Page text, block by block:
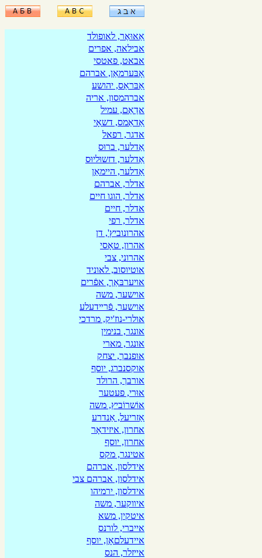
אַאוּאֶר, לאופולד
אבילאה, אפרים
אבאט, פאטסי
אָבּערמאַן, אברהם
אַבּראַס, יהושע
אברהמסון, אריה
אדַאַם, עמיל
אַדאַמס, דשאָי
אדגר, רפאל
אַדלער, ברוּס
אַדלער, דזשוּליוּס
אַדלער, היימאַן
אדלר, אברהם
אדלר, הוגו חיים
אדלר, חיים
אדלר, רפי
אהרונוביץ', דן
אהרון, טאָסי
אהרוני, צבי
אוטיוסוב, לאוניד
אױערבּאַך‎, ‏אפֿרים
אױשער, משה
אױשער, פֿרײדעלע
אולרי-נוז'יק, מרדכי
אונגר, בנימין
אונגר, מארי
אופנבך, יצחק
אוקסנברג, יוסף
אורבך, הרולד
אוּרי, פעטער
אוֹשרוֹביץ, משה
אַזריעל, אַנדרע
אחרון, איזידאָר
אחרון, יוסף
אטינגר, מקס
אידלסון, אברהם
אידלסון, אברהם צבי
אידלסון, ירמיהו
איװקער, משה
איטקין, משא
אייברי, לורנס
איידעלםאָן, יוסף
אייזלר, הנס